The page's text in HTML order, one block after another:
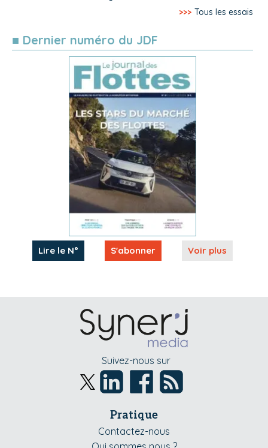
>>> Tous les essais
■ Dernier numéro du JDF
Lire le N° S'abonner Voir plus
Suivez-nous sur
Pratique
Contactez-nous